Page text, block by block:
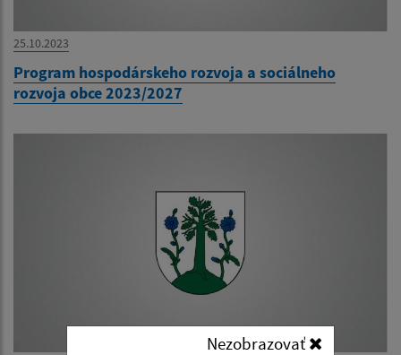
Nezobrazovať
25.10.2023
Program hospodárskeho rozvoja a sociálneho
rozvoja obce 2023/2027